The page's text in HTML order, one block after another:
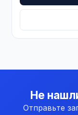
Не
Отправьте